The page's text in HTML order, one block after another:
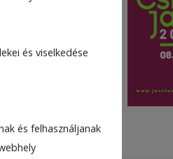
és viselkedése
és felhasználjanak